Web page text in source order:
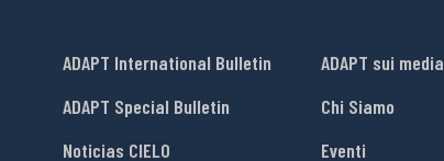
ADAPT International Bulletin
ADAPT Special Bulletin
Noticias CIELO
ADAPT sui media
Chi Siamo
Eventi